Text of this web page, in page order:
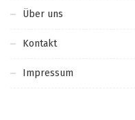
Über uns
Kontakt
Impressum